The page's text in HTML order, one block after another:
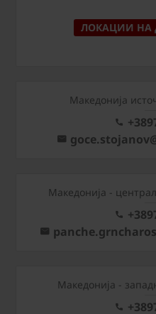
ЛОКАЦИИ НА
Македонија
Mакедонија -
Mакедонија -